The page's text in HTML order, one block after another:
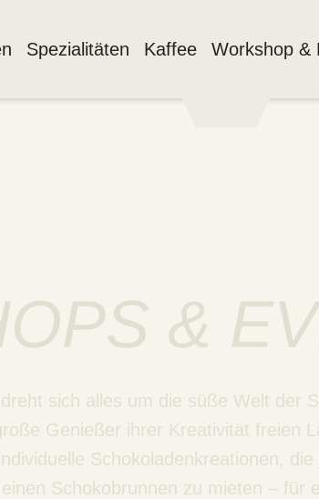
Spezialitäten Kaffee Workshop &
&
sich alles um die süße Welt der
Genießer ihrer Kreativität freien
Schokoladenkreationen,
Schokobrunnen zu mieten – für